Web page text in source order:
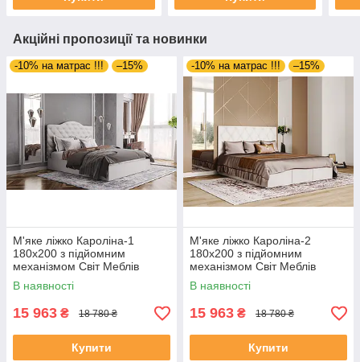
Акційні пропозиції та новинки
-10% на матрас !!! –15%
М'яке ліжко Кароліна-1
180х200 з підйомним
механізмом Світ Меблів
В наявності
15 963 ₴ 18 780 ₴
Купити
-10% на матрас !!! –15%
М'яке ліжко Кароліна-2
180х200 з підйомним
механізмом Світ Меблів
В наявності
15 963 ₴ 18 780 ₴
Купити